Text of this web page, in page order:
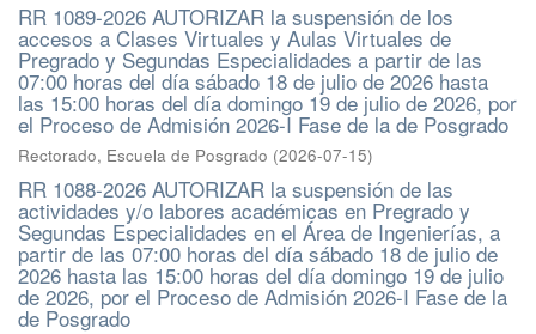
RR 1089-2026 AUTORIZAR la suspensión de los
accesos a Clases Virtuales y Aulas Virtuales de
Pregrado y Segundas Especialidades a partir de las
07:00 horas del día sábado 18 de julio de 2026 hasta
las 15:00 horas del día domingo 19 de julio de 2026, por
el Proceso de Admisión 2026-I Fase de la de Posgrado
Rectorado, Escuela de Posgrado (2026-07-15)
RR 1088-2026 AUTORIZAR la suspensión de las
actividades y/o labores académicas en Pregrado y
Segundas Especialidades en el Área de Ingenierías, a
partir de las 07:00 horas del día sábado 18 de julio de
2026 hasta las 15:00 horas del día domingo 19 de julio
de 2026, por el Proceso de Admisión 2026-I Fase de la
de Posgrado